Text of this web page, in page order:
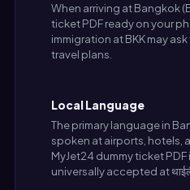
When arriving at Bangkok
ticket PDF ready on your
immigration at BKK may
travel plans.
Local Language
The primary language in
spoken at airports, hotels,
MyJet24 dummy ticket PDF
universally accepted at